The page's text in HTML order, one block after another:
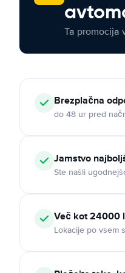
Ta promocija
Brezplačna
do 48 ur pred
Jamstvo
Ste našli
Več kot 24000
Lokacije po vsem